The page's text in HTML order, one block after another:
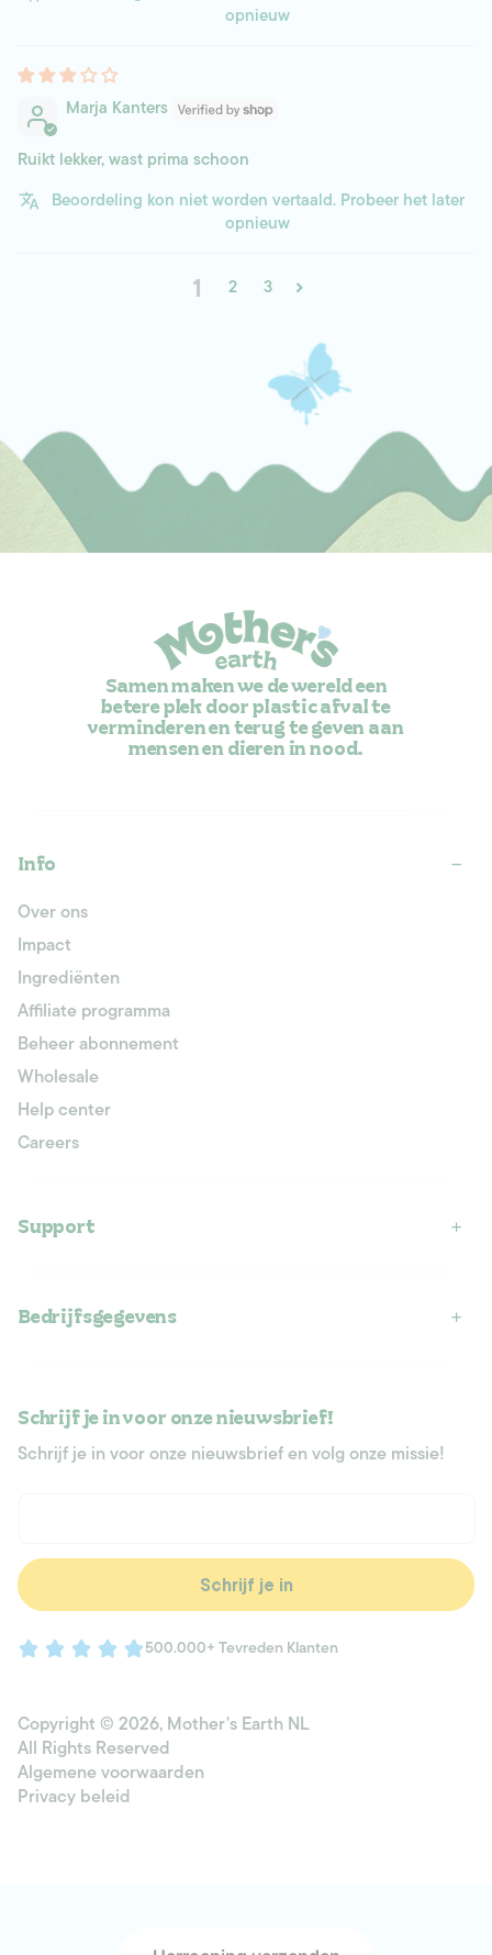
opnieuw
Marja Kanters
Ruikt lekker, wast prima schoon
Beoordeling kon niet worden vertaald. Probeer het later
opnieuw
1 2 3
Samen maken we de wereld een
betere plek door plastic afval te
verminderen en terug te geven aan
mensen en dieren in nood.
Info
Over ons
Impact
Ingrediënten
Affiliate programma
Beheer abonnement
Wholesale
Help center
Careers
Support
Bedrijfsgegevens
Schrijf je in voor onze nieuwsbrief!
Schrijf je in voor onze nieuwsbrief en volg onze missie!
E‑mail
Schrijf je in
500.000+ Tevreden Klanten
Copyright © 2026,Mother's Earth NL
All Rights Reserved
Algemene voorwaarden
Privacy beleid